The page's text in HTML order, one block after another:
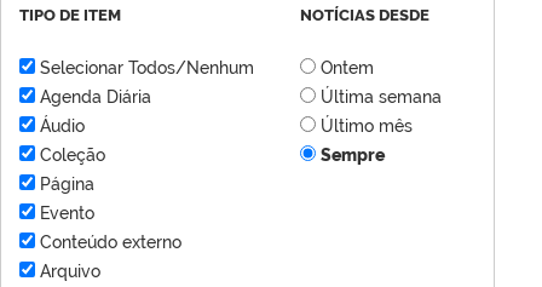
TIPO DE ITEM
Selecionar Todos/Nenhum
Agenda Diária
Áudio
Coleção
Página
Evento
Conteúdo externo
Arquivo
NOTÍCIAS DESDE
Ontem
Última semana
Último mês
Sempre